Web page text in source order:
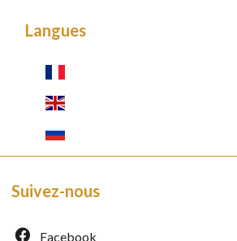
Langues
Suivez-nous
Facebook